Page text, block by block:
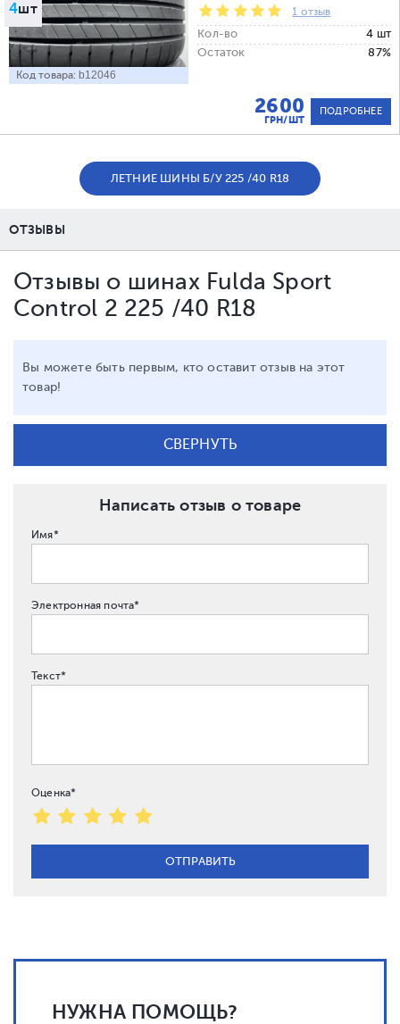
4шт
Код товара: b12046
1 отзыв
Кол-во
4 шт
Остаток
87%
2600
ГРН/ШТ
ПОДРОБНЕЕ
ЛЕТНИЕ ШИНЫ Б/У 225 /40 R18
ОТЗЫВЫ
Отзывы о шинах Fulda Sport
Control 2 225 /40 R18
Вы можете быть первым, кто оставит отзыв на этот
товар!
СВЕРНУТЬ
Написать отзыв о товаре
Имя*
Электронная почта*
Текст*
Оценка*
НУЖНА ПОМОЩЬ?